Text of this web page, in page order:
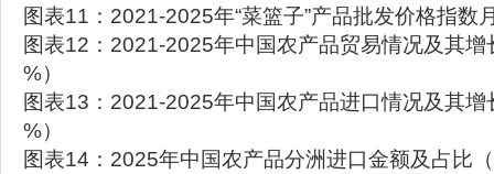
图表11：2021-2025年“菜篮子”产品批发价格指数
图表12：2021-2025年中国农产品贸易情况及其
%）
图表13：2021-2025年中国农产品进口情况及其
%）
图表14：2025年中国农产品分洲进口金额及占比